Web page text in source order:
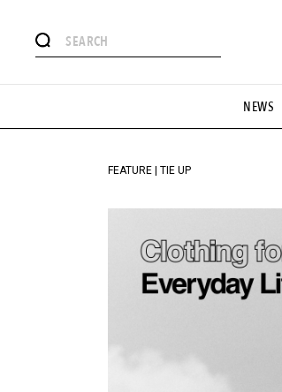
NEWS
#憧れの逸品
#GH 銘品の所以 #フイナムのYouTube
#HANDSOME HANDBOOK
FEATURE | TIE UP